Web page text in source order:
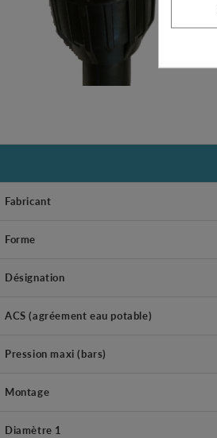
Fabricant
Forme
Désignation
ACS (agréement eau potable)
Pression maxi (bars)
Montage
Diamètre 1